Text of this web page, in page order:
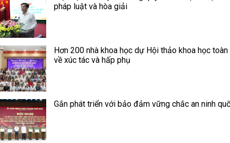
pháp luật và hòa giải
Hơn 200 nhà khoa học dự Hội thảo khoa học
về xúc tác và hấp phụ
Gắn phát triển với bảo đảm vững chắc an ninh